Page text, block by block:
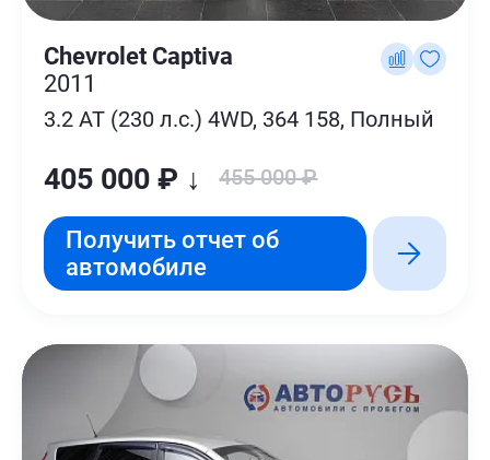
Chevrolet Captiva
2011
3.2 AT (230 л.с.) 4WD, 364 158, Полный
405 000 ₽ ↓ 455 000 ₽
Получить отчет об
автомобиле